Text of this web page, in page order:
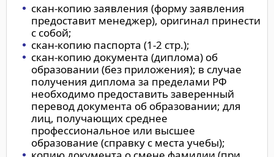
скан-копию заявления (форму заявления
предоставит менеджер), оригинал принести
с собой;
скан-копию паспорта (1-2 стр.);
скан-копию документа (диплома) об
образовании (без приложения); в случае
получения диплома за пределами РФ
необходимо предоставить заверенный
перевод документа об образовании; для
лиц, получающих среднее
профессиональное или высшее
образование (справку с места учебы);